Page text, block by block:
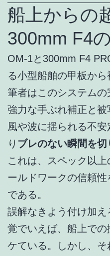
船上からの
300mm F4
OM-1と300mm F4
る小型船舶の甲板から
筆者はこのシステムの
強力な手ぶれ補正と被
風や波に揺られる不
り ブレのない瞬間を
これは、スペック以上
ールドワークの信頼
である。
誤解なきよう付け加
覚でいえば、船上で
ケている。しかし、